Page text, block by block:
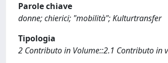
Parole chiave
donne; chierici; "mobilità"; Kulturtransfer
Tipologia
2 Contributo in Volume::2.1 Contributo in